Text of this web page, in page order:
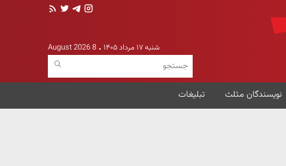
شنبه ۱۷ مرداد ۱۴۰۵ 8 August 2026
نویسندگان مثلث تبلیغات